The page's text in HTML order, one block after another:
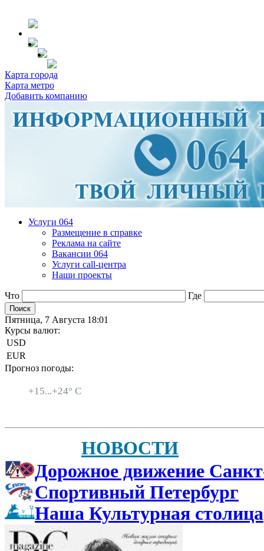
Карта города
Карта метро
Добавить компанию
Услуги 064
Размещение в справке
Реклама на сайте
Вакансии 064
Услуги call-центра
Наши проекты
Что Где
Пятница, 7 Августа 18:01
Курсы валют:
USD
EUR
Прогноз погоды:
+15...+24° C
НОВОСТИ
Дорожное движение
Спортивный Петербург
Наша Культурная столица